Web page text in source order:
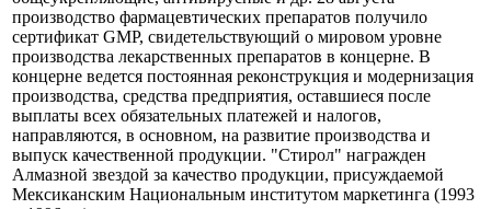
улучшающие мозговое кровообращение, для лечения
заболеваний органов дыхания, пищеварения, мочеполовой
сферы, антиаллергические, анальгетики и антипиретики,
общеукрепляющие, антивирусные и др. 28 августа
производство фармацевтических препаратов получило
сертификат GMP, свидетельствующий о мировом уровне
производства лекарственных препаратов в концерне. В
концерне ведется постоянная реконструкция и модернизация
производства, средства предприятия, оставшиеся после
выплаты всех обязательных платежей и налогов,